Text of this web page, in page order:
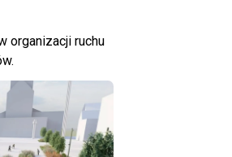
organizacji ruchu